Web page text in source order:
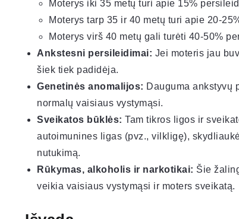
Moterys iki 35 metų turi apie 15%
Moterys tarp 35 ir 40 metų turi apie 20-
Moterys virš 40 metų gali turėti 40-50%
Ankstesni persileidimai: Jei moteris jau
šiek tiek padidėja.
Genetinės anomalijos: Dauguma ankstyvų
normalų vaisiaus vystymąsi.
Sveikatos būklės: Tam tikros ligos ir
autoimunines ligas (pvz., vilkligę),
nutukimą.
Rūkymas, alkoholis ir narkotikai: Šie
veikia vaisiaus vystymąsi ir moters sveikatą.